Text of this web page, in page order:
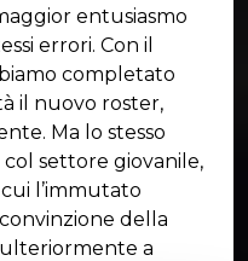
entusiasmo
errori. Con il
completato
il nuovo roster,
Ma lo stesso
settore giovanile,
l’immutato
della
a